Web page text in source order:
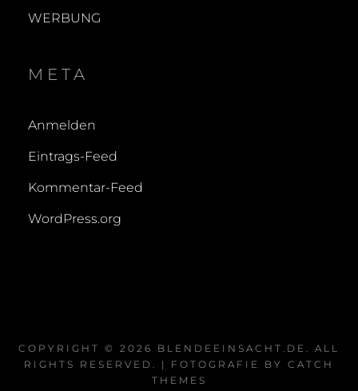
WERBUNG
META
Anmelden
Eintrags-Feed
Kommentar-Feed
WordPress.org
COPYRIGHT © 2026 BLENDEEINSACHT.DE . ALL
RIGHTS RESERVED. | FOTOGRAFIE BY CATCH
THEMES